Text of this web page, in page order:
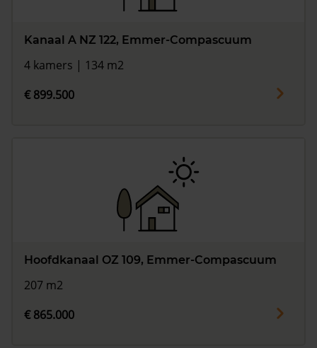
Kanaal A NZ 122, Emmer-Compascuum
4 kamers | 134 m2
€ 899.500
Hoofdkanaal OZ 109, Emmer-Compascuum
207 m2
€ 865.000